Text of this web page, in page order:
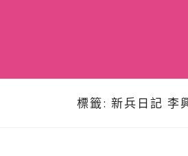
標籤: 新兵日記 李